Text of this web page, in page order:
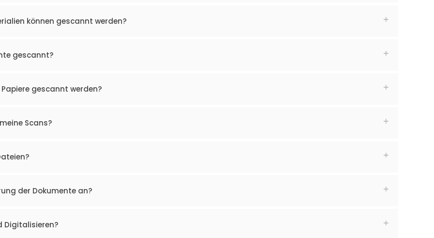
können gescannt werden?
gescannt?
gescannt werden?
Scans?
der Dokumente an?
Digitalisieren?